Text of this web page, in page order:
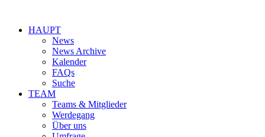
HAUPT
News
News Archive
Kalender
FAQs
Suche
TEAM
Teams & Mitglieder
Werdegang
Über uns